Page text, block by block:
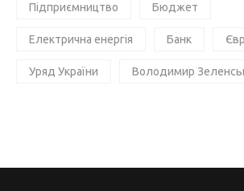
Підприємництво Бюджет
Електрична енергія Банк
Уряд України Володимир